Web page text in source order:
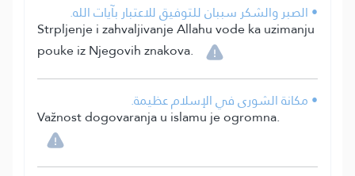
• الصبر والشكر سببان للتوفيق للاعتبار بآيات الله.
Strpljenje i zahvaljivanje Allahu vode ka uzimanju
pouke iz Njegovih znakova.
• مكانة الشورى في الإسلام عظيمة.
Važnost dogovaranja u islamu je ogromna.